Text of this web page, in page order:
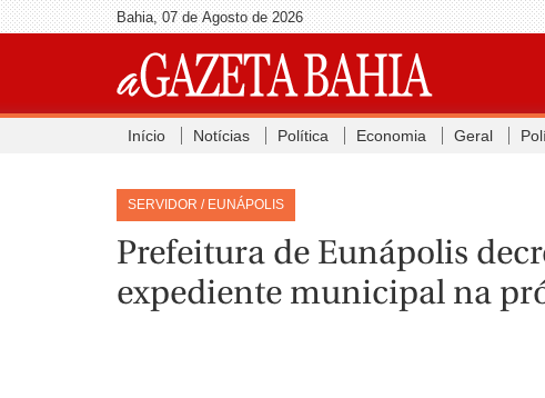
Bahia, 07 de Agosto de 2026
Início Notícias Política Economia Geral
SERVIDOR / EUNÁPOLIS
Prefeitura de Eunápolis
expediente municipal na